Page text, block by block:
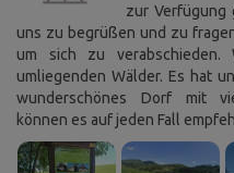
zur Verfügung
uns zu begrüßen und zu
um sich zu verabschieden.
umliegenden Wälder. Es hat
wunderschönes Dorf mit
können es auf jeden Fall